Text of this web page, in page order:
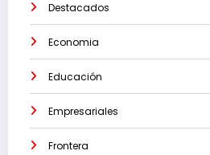
Destacados
Economia
Educación
Empresariales
Frontera